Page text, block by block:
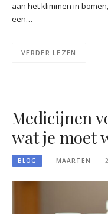
aan het klimmen in
een…
VERDER LEZEN
Medicijnen
wat je moet
BLOG MAARTEN